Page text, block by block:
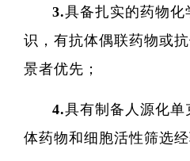
3.具备扎实的药物化
识，有抗体偶联药物或
景者优先；
4.具有制备人源化
体药物和细胞活性筛选经